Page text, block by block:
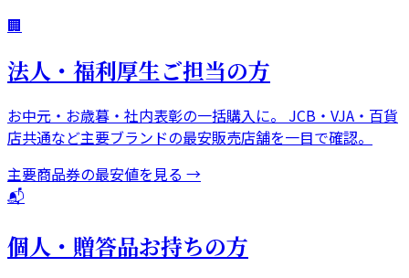
🏢
法人・福利厚生ご担当の方
お中元・お歳暮・社内表彰の一括購入に。 JCB・VJA・百貨
店共通など主要ブランドの最安販売店舗を一目で確認。
主要商品券の最安値を見る →
📬
個人・贈答品お持ちの方